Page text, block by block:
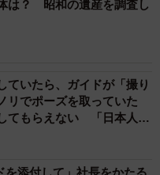
は？ 昭和の遺産を調査し
ていたら、ガイドが「撮り
リでポーズを取っていた
てもらえない 「日本人は
は6時間で3万円払った」
を添付して」社長をかたる